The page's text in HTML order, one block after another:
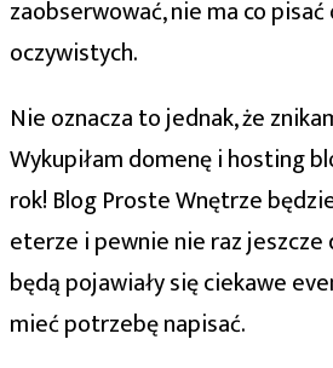
zaobserwować, nie ma co pisać
oczywistych.
Nie oznacza to jednak, że
Wykupiłam domenę i hosting
rok! Blog Proste Wnętrze
eterze i pewnie nie raz jeszcze
będą pojawiały się ciekawe
mieć potrzebę napisać.